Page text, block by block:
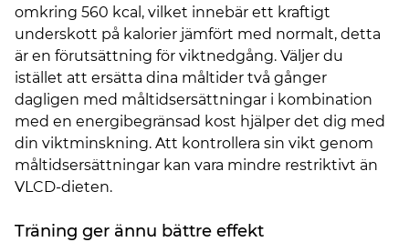
omkring 560 kcal, vilket innebär ett kraftigt
underskott på kalorier jämfört med normalt, detta
är en förutsättning för viktnedgång. Väljer du
istället att ersätta dina måltider två gånger
dagligen med måltidsersättningar i kombination
med en energibegränsad kost hjälper det dig med
din viktminskning. Att kontrollera sin vikt genom
måltidsersättningar kan vara mindre restriktivt än
VLCD-dieten.
Träning ger ännu bättre effekt